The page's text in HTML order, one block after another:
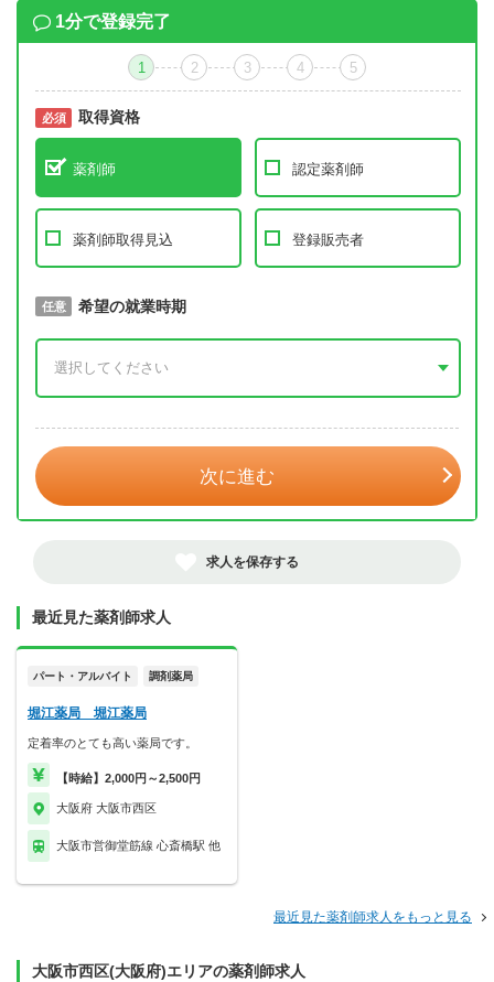
1分で登録完了
1 2 3 4 5
必須 取得資格
薬剤師 認定薬剤師
薬剤師取得見込 登録販売者
必須 取得予定年
任意 希望の就業時期
次に進む
求人を保存する
最近見た薬剤師求人
パート・アルバイト 調剤薬局
堀江薬局 堀江薬局
定着率のとても高い薬局です。
【時給】2,000円～2,500円
大阪府 大阪市西区
大阪市営御堂筋線 心斎橋駅 他
最近見た薬剤師求人をもっと見る
大阪市西区(大阪府)エリアの薬剤師求人